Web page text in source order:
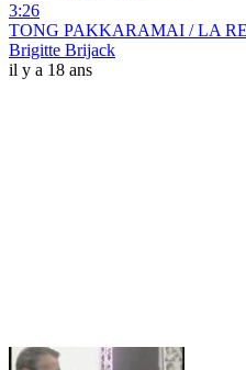
3:26
TONG PAKKARAMAI / LA
Brigitte Brijack
il y a 18 ans